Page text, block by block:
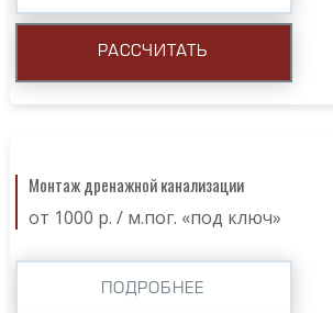
РАССЧИТАТЬ
Монтаж дренажной канализации
от 1000 р. / м.пог. «под ключ»
ПОДРОБНЕЕ